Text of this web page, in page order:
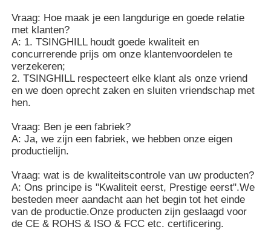
Vraag: Hoe maak je een langdurige en goede relatie
met klanten?
A: 1. TSINGHILL houdt goede kwaliteit en
concurrerende prijs om onze klantenvoordelen te
verzekeren;
2. TSINGHILL respecteert elke klant als onze vriend
en we doen oprecht zaken en sluiten vriendschap met
hen.
Vraag: Ben je een fabriek?
A: Ja, we zijn een fabriek, we hebben onze eigen
productielijn.
Vraag: wat is de kwaliteitscontrole van uw producten?
A: Ons principe is "Kwaliteit eerst, Prestige eerst".We
besteden meer aandacht aan het begin tot het einde
van de productie.Onze producten zijn geslaagd voor
de CE & ROHS & ISO & FCC etc. certificering.